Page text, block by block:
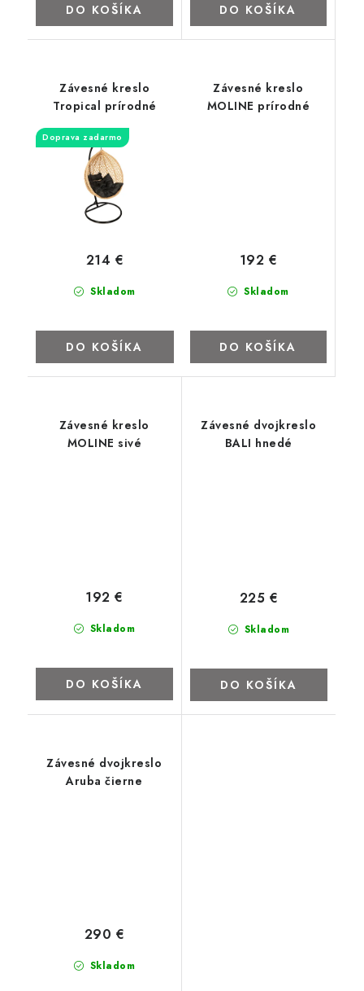
DO KOŠÍKA DO KOŠÍKA
Závesné kreslo
Tropical prírodné
Doprava zadarmo
Skladom
214 €
DO KOŠÍKA
Závesné kreslo
MOLINE prírodné
Skladom
192 €
DO KOŠÍKA
Závesné kreslo
MOLINE sivé
Skladom
192 €
DO KOŠÍKA
Závesné dvojkreslo
BALI hnedé
Skladom
225 €
DO KOŠÍKA
Závesné dvojkreslo
Aruba čierne
Skladom
290 €